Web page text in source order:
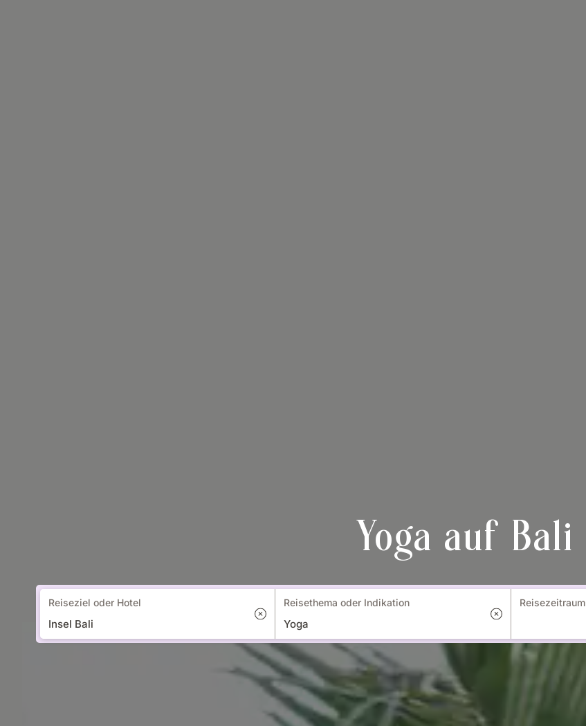
Yoga auf Bali
Reiseziel oder Hotel Reisethema oder Indikation Reisezeitraum